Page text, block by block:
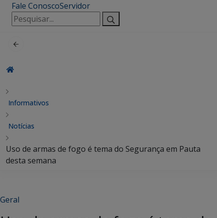
Fale ConoscoServidor
Pesquisar
por:
Informativos
Notícias
Uso de armas de fogo é tema do Segurança em Pauta
desta semana
Geral